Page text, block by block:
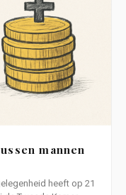
mannen
heeft op 21